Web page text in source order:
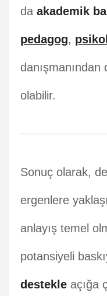
da akademik
pedagog,
danışmanından
olabilir.
Sonuç olarak,
ergenlere
anlayış temel
potansiyeli
destekle açığa